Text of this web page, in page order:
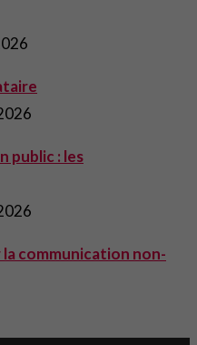
public : les
communication non-